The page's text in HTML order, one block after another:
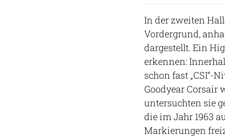
In der zweiten
Vordergrund,
dargestellt. Ein
erkennen:
schon fast „CSI“-
Goodyear Corsair
untersuchten sie
die im Jahr 1963
Markierungen